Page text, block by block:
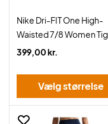
Nike Dri-FIT One High-
Waisted 7/8 Women
Midnight Navy
399,00 kr.
Vælg størrelse